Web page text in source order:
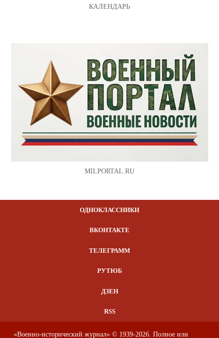
КАЛЕНДАРЬ
MILPORTAL.RU
ОДНОКЛАССНИКИ
ВКОНТАКТЕ
ТЕЛЕГРАММ
РУТЮБ
ДЗЕН
RSS
«Военно-исторический журнал» © 1939-2026. Полное или